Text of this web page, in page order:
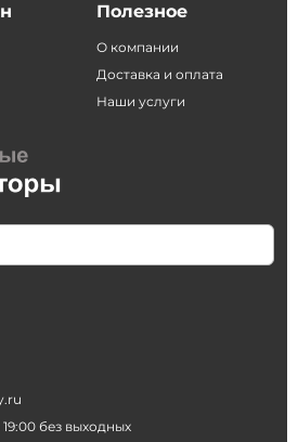
Полезное
О компании
Доставка и оплата
Наши услуги
без выходных